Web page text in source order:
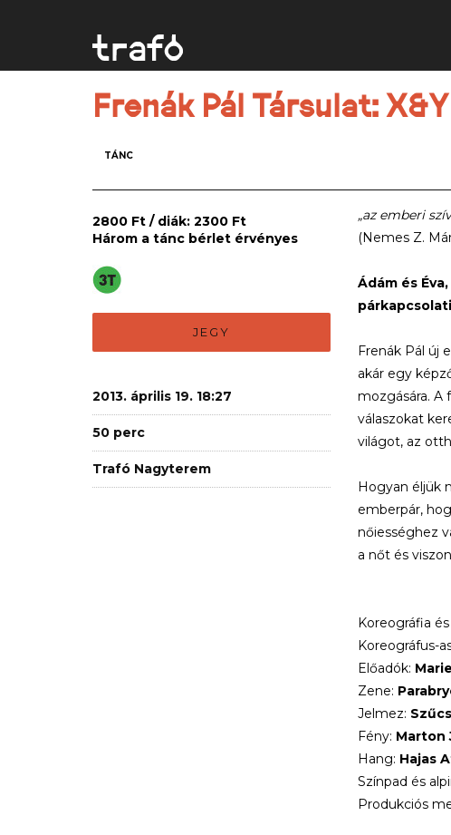
Frenák Pál Társulat:
TÁNC
2800 Ft / diák: 2300 Ft
Három a tánc bérlet érvényes
JEGY
2013. április 19. 18:27
50 perc
Trafó Nagyterem
„az emberi
(Nemes Z.
Ádám és
Frenák Pál új
akár egy
mozgására. A
válaszokat
világot, az
Hogyan éljük
emberpár,
nőiességhez
a nőt és
Koreográfia
Koreográfus-
Előadók:
Zene:
Jelmez:
Fény: Marton
Hang: Hajas
Színpad és
Produkciós